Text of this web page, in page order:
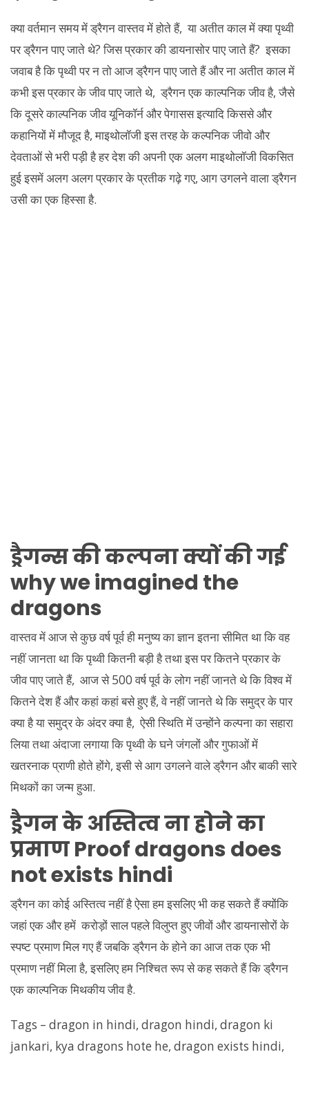
क्या वर्तमान समय में ड्रैगन वास्तव में होते हैं, या अतीत काल में क्या पृथ्वी
पर ड्रैगन पाए जाते थे? जिस प्रकार की डायनासोर पाए जाते हैं? इसका
जवाब है कि पृथ्वी पर न तो आज ड्रैगन पाए जाते हैं और ना अतीत काल में
कभी इस प्रकार के जीव पाए जाते थे, ड्रैगन एक काल्पनिक जीव है, जैसे
कि दूसरे काल्पनिक जीव यूनिकॉर्न और पेगासस इत्यादि किससे और
कहानियों में मौजूद है, माइथोलॉजी इस तरह के कल्पनिक जीवो और
देवताओं से भरी पड़ी है हर देश की अपनी एक अलग माइथोलॉजी विकसित
हुई इसमें अलग अलग प्रकार के प्रतीक गढ़े गए, आग उगलने वाला ड्रैगन
उसी का एक हिस्सा है.
ड्रैगन्स की कल्पना क्यों की गई
why we imagined the
dragons
वास्तव में आज से कुछ वर्ष पूर्व ही मनुष्य का ज्ञान इतना सीमित था कि वह
नहीं जानता था कि पृथ्वी कितनी बड़ी है तथा इस पर कितने प्रकार के
जीव पाए जाते हैं, आज से 500 वर्ष पूर्व के लोग नहीं जानते थे कि विश्व में
कितने देश हैं और कहां कहां बसे हुए हैं, वे नहीं जानते थे कि समुद्र के पार
क्या है या समुद्र के अंदर क्या है, ऐसी स्थिति में उन्होंने कल्पना का सहारा
लिया तथा अंदाजा लगाया कि पृथ्वी के घने जंगलों और गुफाओं में
खतरनाक प्राणी होते होंगे, इसी से आग उगलने वाले ड्रैगन और बाकी सारे
मिथकों का जन्म हुआ.
ड्रैगन के अस्तित्व ना होने का
प्रमाण Proof dragons does
not exists hindi
ड्रैगन का कोई अस्तित्व नहीं है ऐसा हम इसलिए भी कह सकते हैं क्योंकि
जहां एक और हमें करोड़ों साल पहले विलुप्त हुए जीवों और डायनासोरों के
स्पष्ट प्रमाण मिल गए हैं जबकि ड्रैगन के होने का आज तक एक भी
प्रमाण नहीं मिला है, इसलिए हम निश्चित रूप से कह सकते हैं कि ड्रैगन
एक काल्पनिक मिथकीय जीव है.
Tags – dragon in hindi, dragon hindi, dragon ki
jankari, kya dragons hote he, dragon exists hindi,